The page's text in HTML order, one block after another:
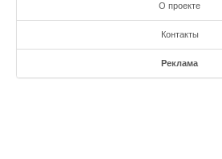
О проекте
Контакты
Реклама